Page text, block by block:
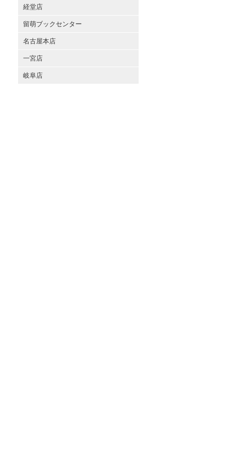
経堂店
留萌ブックセンター
名古屋本店
一宮店
岐阜店